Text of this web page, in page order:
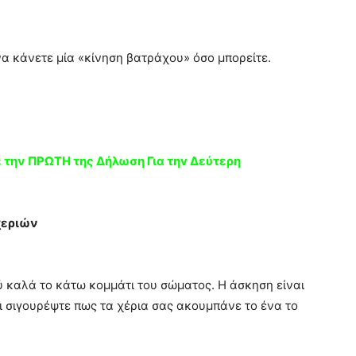
μία «κίνηση βατράχου» όσο μπορείτε.
ΠΡΩTH της Δήλωση Για τηv Δεύτερη
καλά το κάτω κομμάτι του σώματος. Η άσκηση είναι
πως τα χέρια σας ακουμπάνε το ένα το